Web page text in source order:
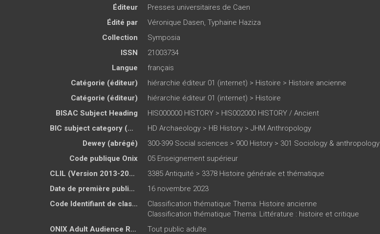
Éditeur
Presses universitaires de Caen
Édité par
Véronique Dasen Typhaine Haziza
Collection
Symposia
ISSN
21003734
Langue
français
Catégorie (éditeur)
hiérarchie éditeur 01 (internet) > Histoire > Histoire ancienne
Catégorie (éditeur)
hiérarchie éditeur 01 (internet) > Histoire
BISAC Subject Heading
HIS000000 HISTORY > HIS002000 HISTORY / Ancient
BIC subject category (UK)
HD Archaeology > HB History > JHM Anthropology
Dewey (abrégé)
300-399 Social sciences > 900 History > 301 Sociology & anthropology
Code publique Onix
05 Enseignement supérieur
CLIL (Version 2013-2019 )
3385 Antiquité > 3378 Histoire générale et thématique
Date de première publication du titre
16 novembre 2023
Code Identifiant de classement sujet
Classification thématique Thema: Histoire ancienne
Classification thématique Thema: Littérature : histoire et critique
ONIX Adult Audience Rating
Tout public adulte